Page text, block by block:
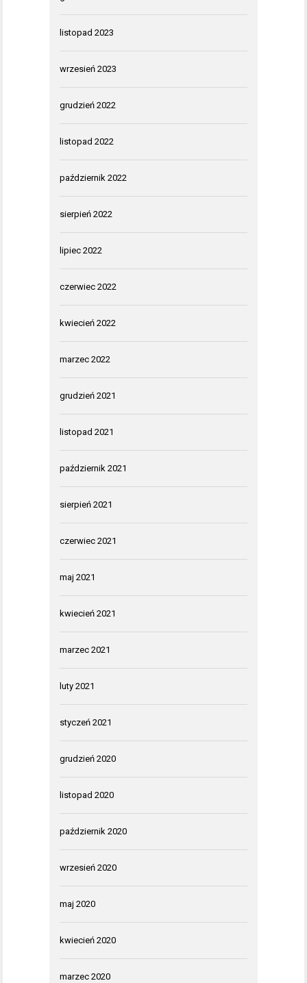
listopad 2023
wrzesień 2023
grudzień 2022
listopad 2022
październik 2022
sierpień 2022
lipiec 2022
czerwiec 2022
kwiecień 2022
marzec 2022
grudzień 2021
listopad 2021
październik 2021
sierpień 2021
czerwiec 2021
maj 2021
kwiecień 2021
marzec 2021
luty 2021
styczeń 2021
grudzień 2020
listopad 2020
październik 2020
wrzesień 2020
maj 2020
kwiecień 2020
marzec 2020